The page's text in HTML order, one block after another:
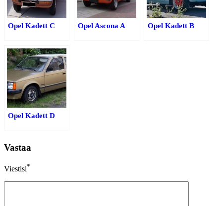
Opel Kadett C Opel Ascona A Opel Kadett B
Opel Kadett D
Vastaa
Viestisi*